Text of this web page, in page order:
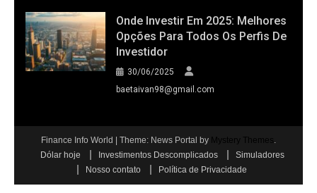
Onde Investir Em 2025: Melhores
Opções Para Todos Os Perfis De
Investidor
30/06/2025
baetaivan98@gmail.com
Finance Info World | Theme: News Portal by Mystery Themes
Dólar hoje
Investimentos Descomplicados
Simuladores
Nosso contato
Política de Privacidade